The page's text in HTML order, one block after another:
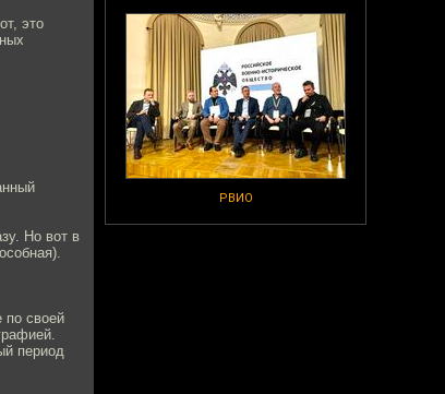
РВИО
это
Но вот в
по своей
период